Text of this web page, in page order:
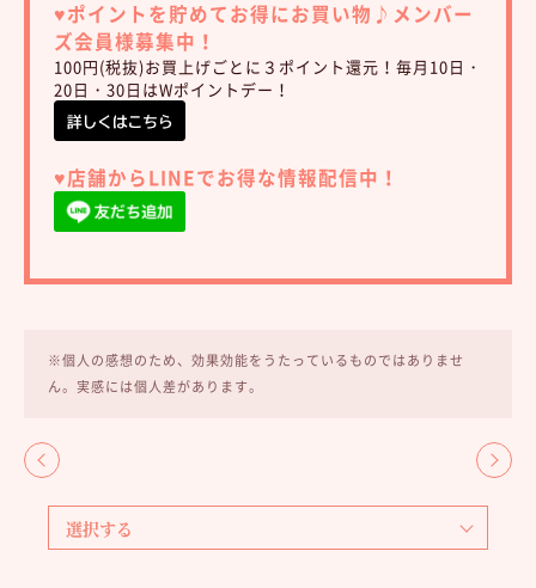
♥︎ポイントを貯めてお得にお買い物♪ メンバー
ズ会員様募集中！
100円(税抜)お買上げごとに３ポイント還元！毎月10日・
20日・30日はWポイントデー！
♥︎店舗からLINEでお得な情報配信中！
※個人の感想のため、効果効能をうたっているものではありませ
ん。実感には個人差があります。